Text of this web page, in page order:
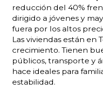
reducción del 40%
dirigido a jóvenes y
fuera por los altos
Las viviendas están en
crecimiento. Tienen
públicos, transporte y
hace ideales para
estabilidad.